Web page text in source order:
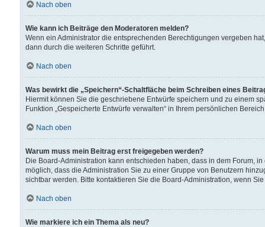
Nach oben
Wie kann ich Beiträge den Moderatoren melden?
Wenn ein Administrator die entsprechenden Berechtigungen vergeben
dann durch die weiteren Schritte geführt.
Nach oben
Was bewirkt die „Speichern“-Schaltfläche beim Schreiben eines
Hiermit können Sie die geschriebene Entwürfe speichern und zu einem
Funktion „Gespeicherte Entwürfe verwalten“ in Ihrem persönlichen
Nach oben
Warum muss mein Beitrag erst freigegeben werden?
Die Board-Administration kann entschieden haben, dass in dem Forum,
möglich, dass die Administration Sie zu einer Gruppe von Benutzern
sichtbar werden. Bitte kontaktieren Sie die Board-Administration, wenn
Nach oben
Wie markiere ich ein Thema als neu?